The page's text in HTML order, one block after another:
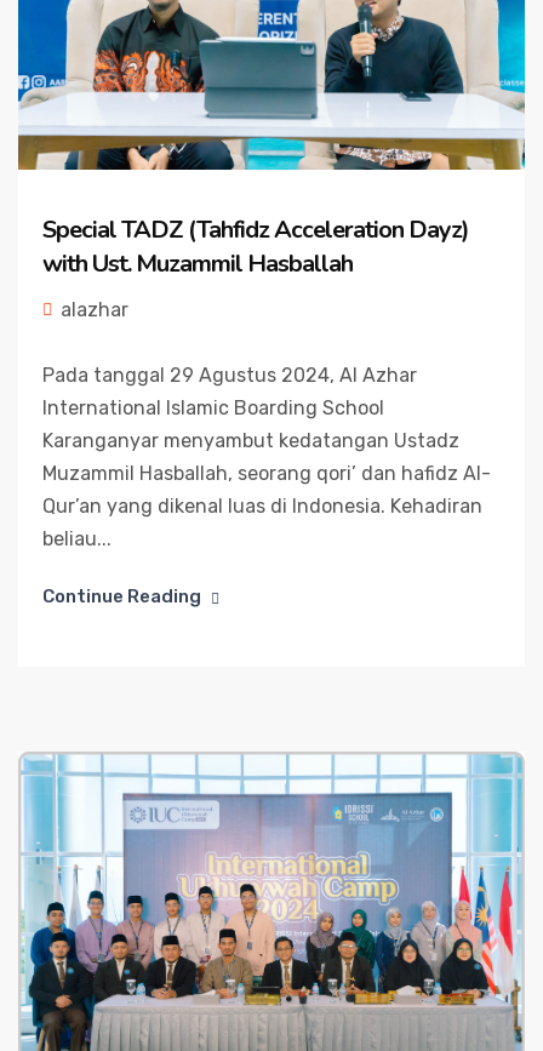
Special TADZ (Tahfidz Acceleration Dayz)
with Ust. Muzammil Hasballah
alazhar
Pada tanggal 29 Agustus 2024, Al Azhar
International Islamic Boarding School
Karanganyar menyambut kedatangan Ustadz
Muzammil Hasballah, seorang qori’ dan hafidz Al-
Qur’an yang dikenal luas di Indonesia. Kehadiran
beliau...
Continue Reading